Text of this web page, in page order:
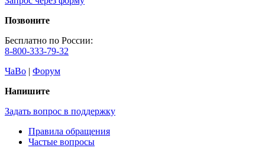
Позвоните
Бесплатно по России:
8-800-333-79-32
ЧаВо | Форум
Напишите
Задать вопрос в поддержку
Правила обращения
Частые вопросы